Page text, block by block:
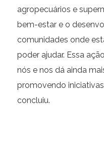
agropecuários e
bem-estar e o
comunidades onde
poder ajudar. Essa
nós e nos dá ainda
promovendo
concluiu.